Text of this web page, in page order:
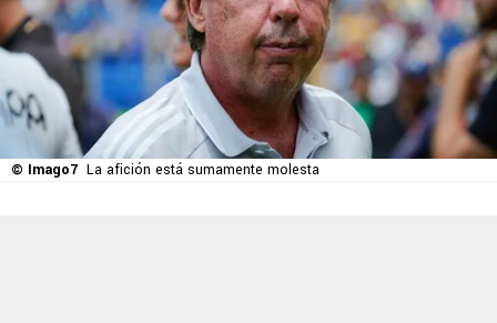
© Imago7 La afición está sumamente molesta